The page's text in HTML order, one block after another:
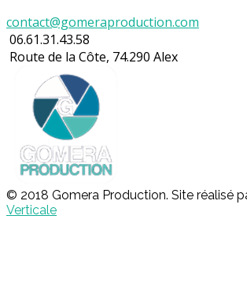
contact@gomeraproduction.com
06.61.31.43.58
Route de la Côte, 74.290 Alex
© 2018 Gomera Production. Site réalisé
Verticale